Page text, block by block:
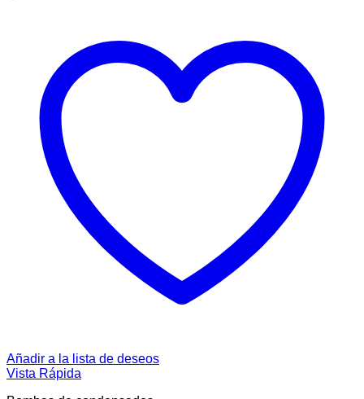
Añadir a la lista de deseos
Vista Rápida